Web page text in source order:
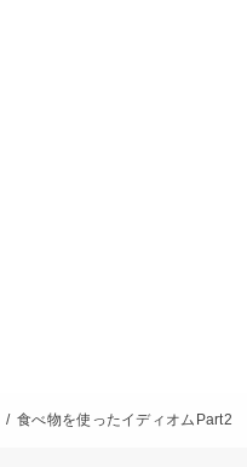
食べ物を使ったイディオムPart2